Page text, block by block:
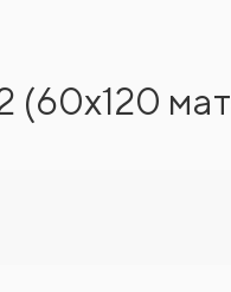
(60x120